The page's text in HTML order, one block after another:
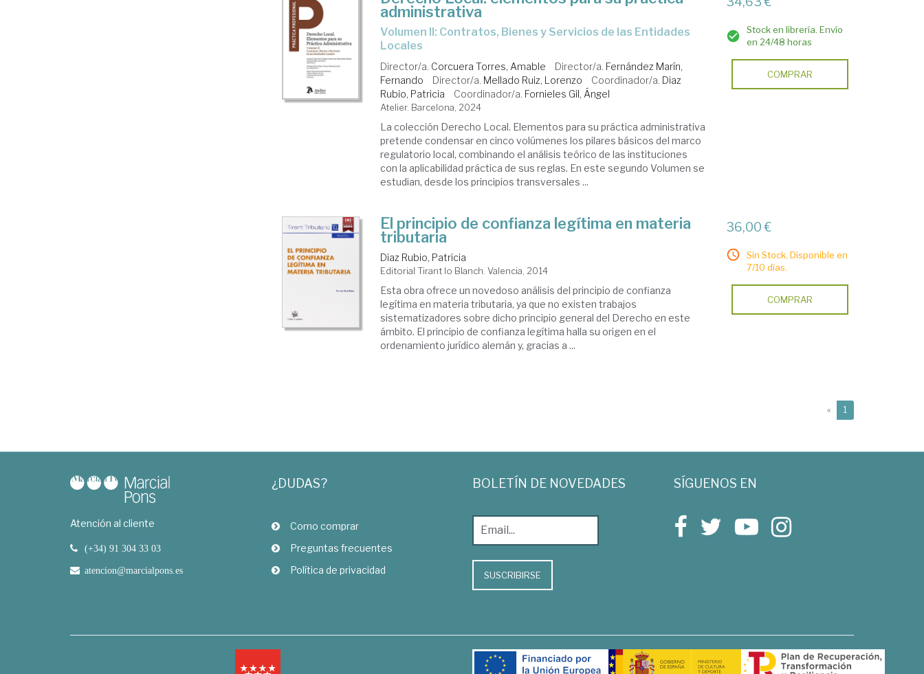
administrativa
Volumen II: Contratos, Bienes y Servicios de las Entidades
Locales
Director/a. Corcuera Torres, Amable Director/a. Fernández Marín,
Fernando
Director/a. Mellado Ruiz, Lorenzo Coordinador/a. Diaz
Rubio, Patricia
Coordinador/a. Fornieles Gil, Ángel
Atelier. Barcelona, 2024
La colección Derecho Local. Elementos para su práctica administrativa
pretende condensar en cinco volúmenes los pilares básicos del marco
regulatorio local, combinando el análisis teórico de las instituciones
con la aplicabilidad práctica de sus reglas. En este segundo Volumen se
estudian, desde los principios transversales ...
Stock en librería. Envío
en 24/48 horas
COMPRAR
El principio de confianza legítima en materia
tributaria
Diaz Rubio, Patricia
Editorial Tirant lo Blanch. Valencia, 2014
Esta obra ofrece un novedoso análisis del principio de confianza
legítima en materia tributaria, ya que no existen trabajos
sistematizadores sobre dicho principio general del Derecho en este
ámbito. El principio de confianza legítima halla su origen en el
ordenamiento jurídico alemán y, gracias a ...
36,00 €
Sin Stock. Disponible en
7/10 días.
COMPRAR
« 1
Atención al cliente
(+34) 91 304 33 03
atencion@marcialpons.es
¿DUDAS?
Como comprar
Preguntas frecuentes
Política de privacidad
BOLETÍN DE NOVEDADES
SUSCRIBIRSE
SÍGUENOS EN